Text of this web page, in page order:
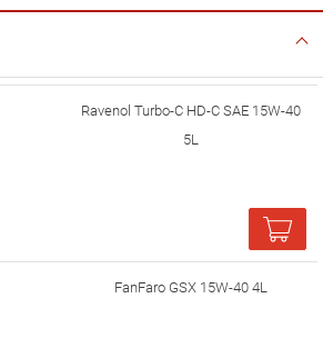
Ravenol Turbo-C HD-C SAE 15W-40
5L
FanFaro GSX 15W-40 4L